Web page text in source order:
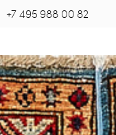
+7 495 988 00 82